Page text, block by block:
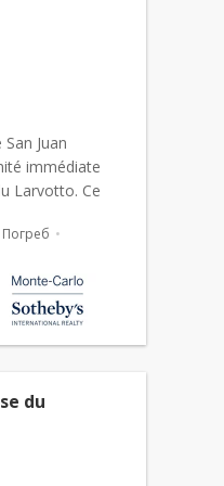
Juan
immédiate
Larvotto. Ce
Погреб
du